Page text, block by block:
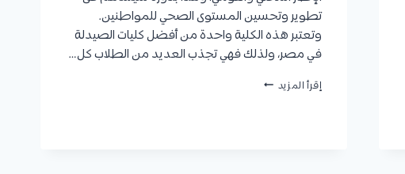
تطوير وتحسين المستوى الصحي للمواطنين.
وتعتبر هذه الكلية واحدة من أفضل كليات الصيدلة
في مصر، ولذلك فهي تجذب العديد من الطلاب كل…
إقرأ المزيد كلية